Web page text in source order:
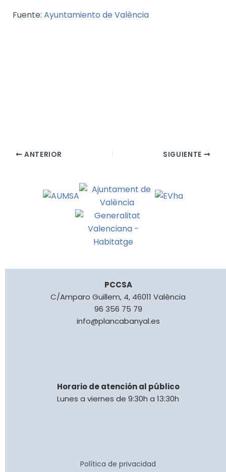
Fuente: Ayuntamiento de València
ANTERIOR SIGUIENTE
PCCSA
C/Amparo Guillem, 4, 46011 València
96 356 75 79
info@plancabanyal.es
Horario de atención al público
Lunes a viernes de 9:30h a 13:30h
Política de privacidad